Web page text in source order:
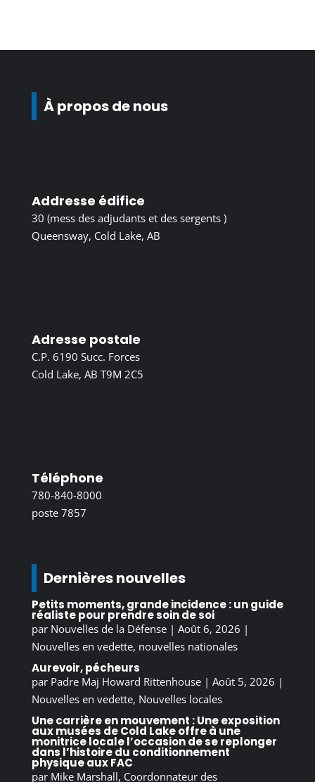
À propos de nous
Addresse édifice
30 (mess des adjudants et des sergents )
Queensway, Cold Lake, AB
Adresse postale
C.P. 6190 Succ. Forces
Cold Lake, AB T9M 2C5
Téléphone
780-840-8000
poste 7857
Dernières nouvelles
Petits moments, grande incidence : un guide
réaliste pour prendre soin de soi
par Nouvelles de la Défense| Août 6, 2026 |
Nouvelles en vedette, nouvelles nationales
Aurevoir, pécheurs
par Padre Maj Howard Rittenhouse| Août 5, 2026 |
Nouvelles en vedette, Nouvelles locales
Une carrière en mouvement : Une exposition
aux musées de Cold Lake offre à une
monitrice locale l’occasion de se replonger
dans l’histoire du conditionnement
physique aux FAC
par Mike Marshall, Coordonnateur des